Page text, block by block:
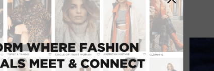
LOGIN
FORGOT
Forgot your login
address of your
SHOWROOMS